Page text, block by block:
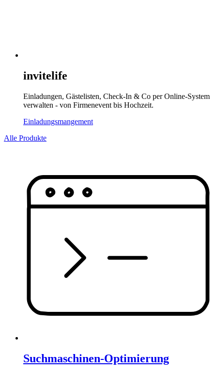
invitelife
Einladungen, Gästelisten, Check-In & Co per Online-System
verwalten - von Firmenevent bis Hochzeit.
Einladungsmangement
Alle Produkte
Suchmaschinen-Optimierung